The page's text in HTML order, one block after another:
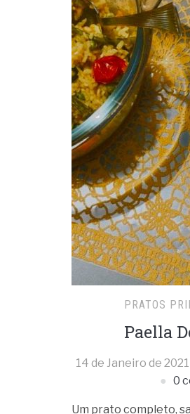
PRATOS
Paella
14 de Janeiro de 2021
0
Um prato completo,